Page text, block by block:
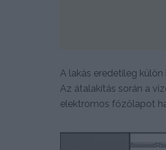
A lakás eredetileg
Az átalakítás során a
elektromos főzőlapot